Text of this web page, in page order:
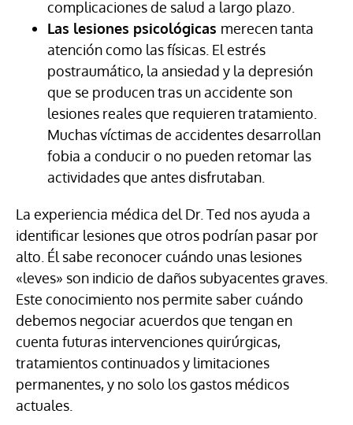
complicaciones de salud a largo plazo.
Las lesiones psicológicas merecen tanta
atención como las físicas. El estrés
postraumático, la ansiedad y la depresión
que se producen tras un accidente son
lesiones reales que requieren tratamiento.
Muchas víctimas de accidentes desarrollan
fobia a conducir o no pueden retomar las
actividades que antes disfrutaban.
La experiencia médica del Dr. Ted nos ayuda a
identificar lesiones que otros podrían pasar por
alto. Él sabe reconocer cuándo unas lesiones
«leves» son indicio de daños subyacentes graves.
Este conocimiento nos permite saber cuándo
debemos negociar acuerdos que tengan en
cuenta futuras intervenciones quirúrgicas,
tratamientos continuados y limitaciones
permanentes, y no solo los gastos médicos
actuales.